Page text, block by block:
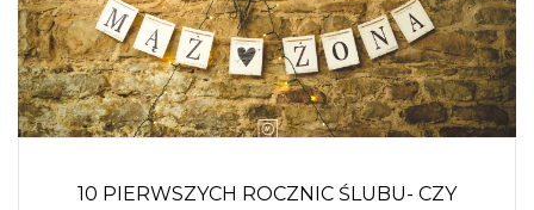
10 PIERWSZYCH ROCZNIC ŚLUBU- CZY